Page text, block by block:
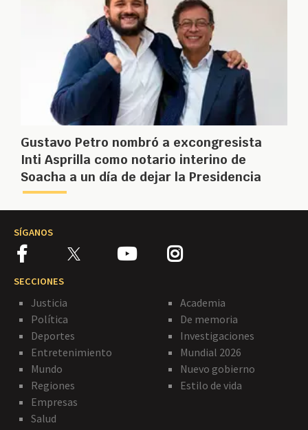
Gustavo Petro nombró a excongresista
Inti Asprilla como notario interino de
Soacha a un día de dejar la Presidencia
SÍGANOS
SECCIONES
Justicia
Política
Deportes
Entretenimiento
Mundo
Regiones
Empresas
Salud
Academia
De memoria
Investigaciones
Mundial 2026
Nuevo gobierno
Estilo de vida